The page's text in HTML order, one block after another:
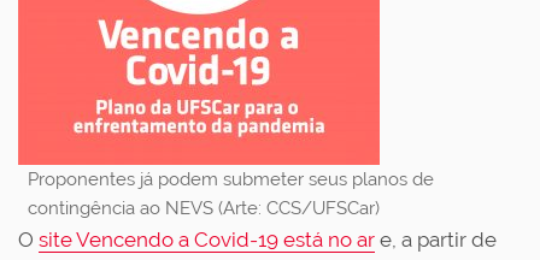
Proponentes já podem submeter seus planos de
contingência ao NEVS (Arte: CCS/UFSCar)
O site Vencendo a Covid-19 está no ar e, a partir de